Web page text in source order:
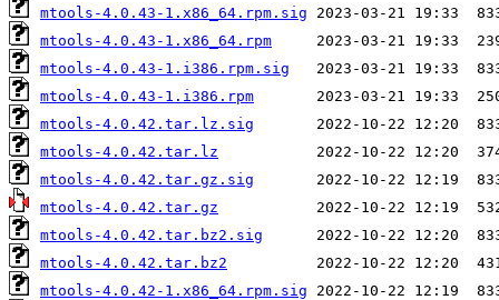
mtools-4.0.43-1.x86_64.rpm.sig
mtools-4.0.43-1.x86_64.rpm
mtools-4.0.43-1.i386.rpm.sig
mtools-4.0.43-1.i386.rpm
mtools-4.0.42.tar.lz.sig
mtools-4.0.42.tar.lz
mtools-4.0.42.tar.gz.sig
mtools-4.0.42.tar.gz
mtools-4.0.42.tar.bz2.sig
mtools-4.0.42.tar.bz2
mtools-4.0.42-1.x86_64.rpm.sig